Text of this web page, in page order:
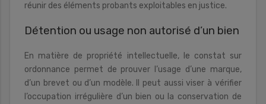
réunir des éléments probants exploitables en justice.
Détention ou usage non autorisé d’un bien
En matière de propriété intellectuelle, le constat sur
ordonnance permet de prouver l’usage d’une marque,
d’un brevet ou d’un modèle. Il peut aussi viser à vérifier
l’occupation irrégulière d’un bien ou la conservation de